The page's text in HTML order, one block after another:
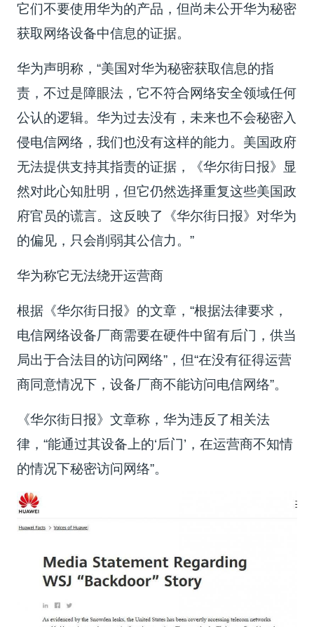
它们不要使用华为的产品，但尚未公开华为秘密
获取网络设备中信息的证据。
华为声明称，“美国对华为秘密获取信息的指
责，不过是障眼法，它不符合网络安全领域任何
公认的逻辑。华为过去没有，未来也不会秘密入
侵电信网络，我们也没有这样的能力。美国政府
无法提供支持其指责的证据，《华尔街日报》显
然对此心知肚明，但它仍然选择重复这些美国政
府官员的谎言。这反映了《华尔街日报》对华为
的偏见，只会削弱其公信力。”
华为称它无法绕开运营商
根据《华尔街日报》的文章，“根据法律要求，
电信网络设备厂商需要在硬件中留有后门，供当
局出于合法目的访问网络”，但“在没有征得运营
商同意情况下，设备厂商不能访问电信网络”。
《华尔街日报》文章称，华为违反了相关法
律，“能通过其设备上的‘后门’，在运营商不知情
的情况下秘密访问网络”。